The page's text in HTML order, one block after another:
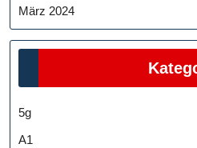
März 2024
5g
A1